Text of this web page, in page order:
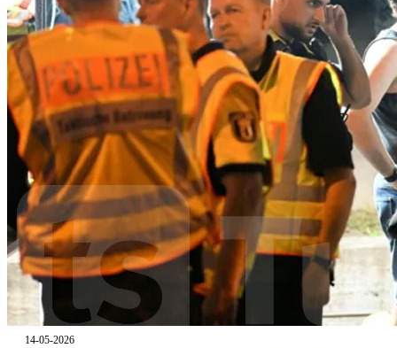
14-05-2026